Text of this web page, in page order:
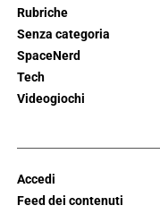
Rubriche
Senza categoria
SpaceNerd
Tech
Videogiochi
Accedi
Feed dei contenuti